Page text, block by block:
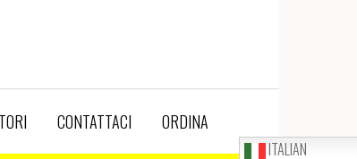
CONTATTACI ORDINA
ITALIAN